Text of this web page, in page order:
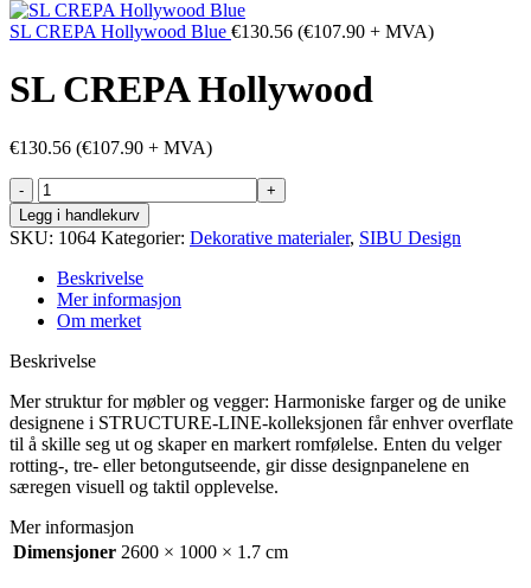
SL CREPA Hollywood Blue €130.56 (€107.90 + MVA)
SL CREPA Hollywood
€130.56 (€107.90 + MVA)
SL
CREPA
Hollywood
antall
Legg i handlekurv
SKU: 1064 Kategorier: Dekorative materialer, SIBU Design
Beskrivelse
Mer informasjon
Om merket
Beskrivelse
Mer struktur for møbler og vegger: Harmoniske farger og de unike
designene i STRUCTURE-LINE-kolleksjonen får enhver overflate
til å skille seg ut og skaper en markert romfølelse. Enten du velger
rotting-, tre- eller betongutseende, gir disse designpanelene en
særegen visuell og taktil opplevelse.
Mer informasjon
Dimensjoner 2600 × 1000 × 1.7 cm